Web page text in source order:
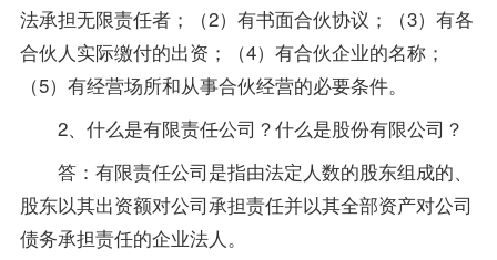
法承担无限责任者；（2）有书面合伙协议；（3）有各
合伙人实际缴付的出资；（4）有合伙企业的名称；
（5）有经营场所和从事合伙经营的必要条件。
2、什么是有限责任公司？什么是股份有限公司？
答：有限责任公司是指由法定人数的股东组成的、
股东以其出资额对公司承担责任并以其全部资产对公司
债务承担责任的企业法人。